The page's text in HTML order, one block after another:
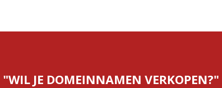
"WIL JE DOMEINNAMEN VERKOPEN?"